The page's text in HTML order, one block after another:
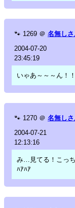
🐾 1269 ＠ 名無し
2004-07-20
23:45:19
いゃあ～～～ん！
🐾 1270 ＠ 名無し
2004-07-21
12:13:16
み…見てる！こっ
ﾊｱﾊｱ